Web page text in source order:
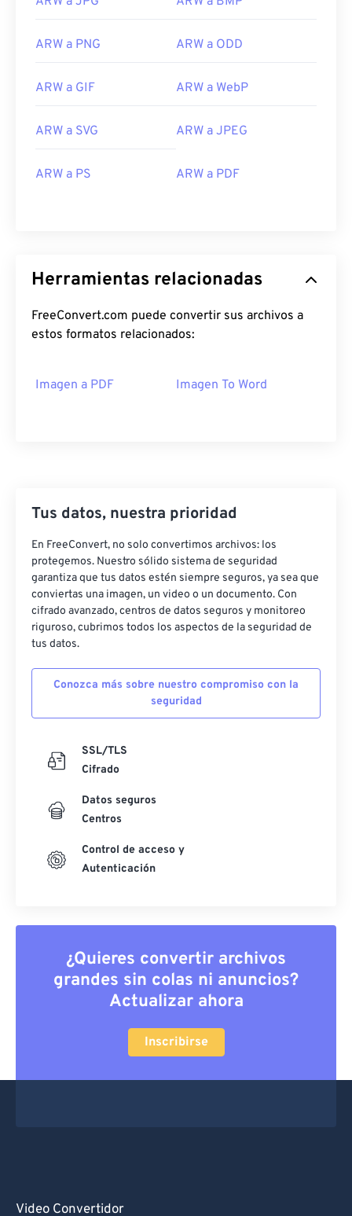
ARW a PNG ARW a ODD
ARW a GIF ARW a WebP
ARW a SVG ARW a JPEG
ARW a PS ARW a PDF
Herramientas relacionadas
FreeConvert.com puede convertir sus archivos a
estos formatos relacionados:
Imagen a PDF Imagen To Word
Tus datos, nuestra prioridad
En FreeConvert, no solo convertimos archivos: los
protegemos. Nuestro sólido sistema de seguridad
garantiza que tus datos estén siempre seguros, ya sea que
conviertas una imagen, un video o un documento. Con
cifrado avanzado, centros de datos seguros y monitoreo
riguroso, cubrimos todos los aspectos de la seguridad de
tus datos.
Conozca más sobre nuestro compromiso con la
seguridad
SSL/TLS
Cifrado
Datos seguros
Centros
Control de acceso y
Autenticación
¿Quieres convertir archivos
grandes sin colas ni anuncios?
Actualizar ahora
Inscribirse
Video Convertidor